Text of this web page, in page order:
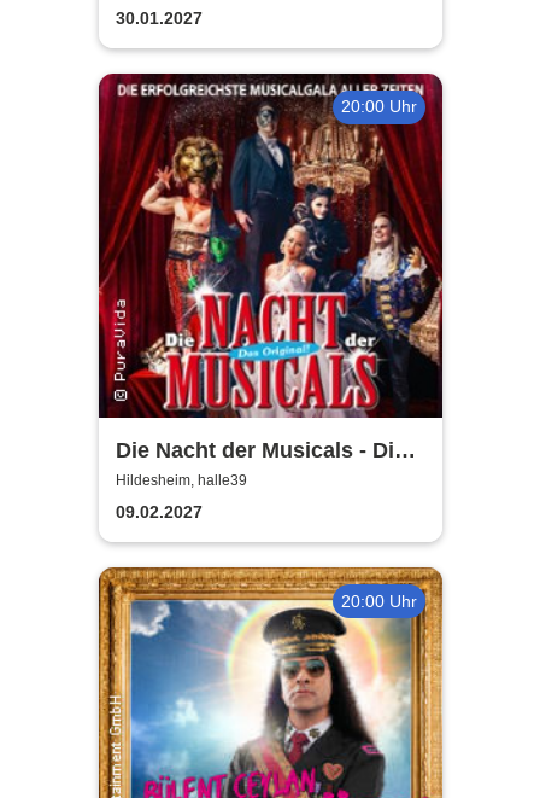
30.01.2027
20:00 Uhr
Die Nacht der Musicals - Die
erfolgreichste Musicalgala
aller Zeiten
Hildesheim, halle39
09.02.2027
20:00 Uhr